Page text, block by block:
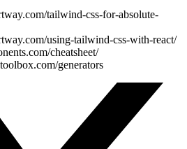
tailwind-css-for-absolute-
using-tailwind-css-with-react/
cheatsheet/
generators